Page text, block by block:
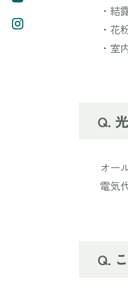
・結
・花
・室
オー
電気